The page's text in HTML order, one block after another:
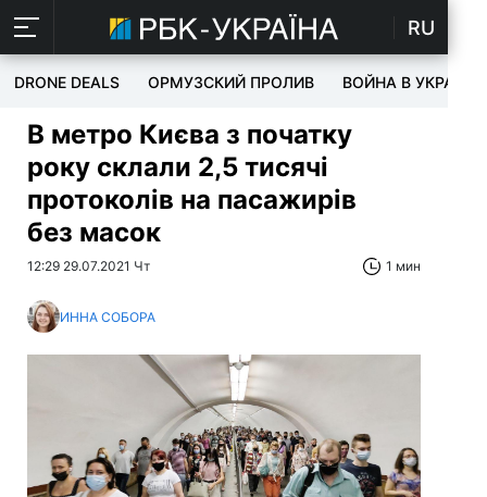
RU
DRONE DEALS ОРМУЗСКИЙ ПРОЛИВ ВОЙНА В УКРАИНЕ
В метро Києва з початку
року склали 2,5 тисячі
протоколів на пасажирів
без масок
12:29 29.07.2021 Чт 1 мин
ИННА СОБОРА